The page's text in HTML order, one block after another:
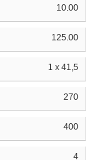
10.00
125.00
1 x 41,5
270
400
4